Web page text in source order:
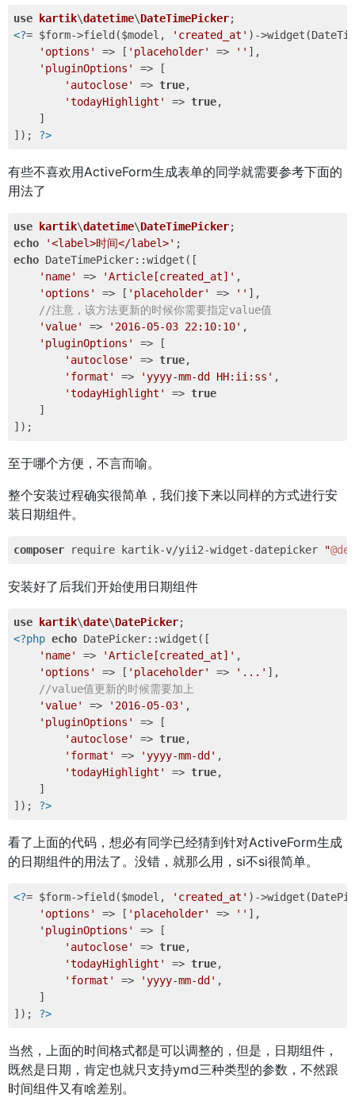
use kartik\datetime\DateTimePicker
<?= $form->field($model, 'created_at' )-
'options'
=> [ 'placeholder' => '' ],
'pluginOptions'
=> [
'autoclose'
=> true,
'todayHighlight'
=> true,
    ]
]); ?>
有些不喜欢用ActiveForm生成表单的同学就需要参考下面的
用法了
use kartik\datetime\DateTimePicker
echo
'<label>时间</label>'
echo DateTimePicker::widget([
'name'
=> 'Article[created_at]' ,
'options'
=> [ 'placeholder' => '' ],
//注意，该方法更新的时候你需要指定value值
'value'
=> '2016-05-03 22:10:10' ,
'pluginOptions'
=> [
'autoclose'
=> true,
'format'
=> 'yyyy-mm-dd HH:ii:ss' ,
'todayHighlight'
=> true
    ]
至于哪个方便，不言而喻。
整个安装过程确实很简单，我们接下来以同样的方式进行安
装日期组件。
composer require kartik-v/yii2-widget-datepicker "@dev
安装好了后我们开始使用日期组件
use kartik\date\DatePicker
<?php echo DatePicker::widget([
'name'
=> 'Article[created_at]' ,
'options'
=> [ 'placeholder' => '...' ],
//value值更新的时候需要加上
'value'
=> '2016-05-03' ,
'pluginOptions'
=> [
'autoclose'
=> true,
'format'
=> 'yyyy-mm-dd' ,
'todayHighlight'
=> true,
    ]
]); ?>
看了上面的代码，想必有同学已经猜到针对ActiveForm生成
的日期组件的用法了。没错，就那么用，si不si很简单。
<?= $form->field($model, 'created_at' )-
'options'
=> [ 'placeholder' => '' ],
'pluginOptions'
=> [
'autoclose'
=> true,
'todayHighlight'
=> true,
'format'
=> 'yyyy-mm-dd' ,
    ]
]); ?>
当然，上面的时间格式都是可以调整的，但是，日期组件，
既然是日期，肯定也就只支持ymd三种类型的参数，不然跟
时间组件又有啥差别。